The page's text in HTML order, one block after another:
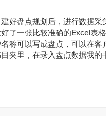
好盘点规划后，进行数据
了一张比较准确的Excel表
称可以写成盘点，可以在
夹里，在录入盘点数据我的